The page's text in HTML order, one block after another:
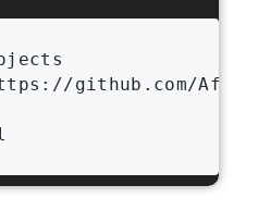
github.com/